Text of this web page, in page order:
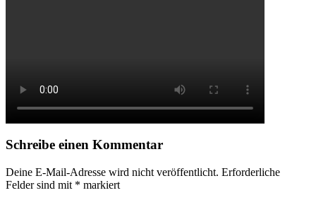
Schreibe einen Kommentar
Deine E-Mail-Adresse wird nicht veröffentlicht. Erforderliche
Felder sind mit * markiert